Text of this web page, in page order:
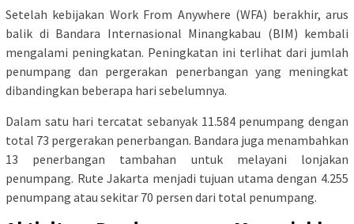
Setelah kebijakan Work From Anywhere (WFA) berakhir, arus
balik di Bandara Internasional Minangkabau (BIM) kembali
mengalami peningkatan. Peningkatan ini terlihat dari jumlah
penumpang dan pergerakan penerbangan yang meningkat
dibandingkan beberapa hari sebelumnya.
Dalam satu hari tercatat sebanyak 11.584 penumpang dengan
total 73 pergerakan penerbangan. Bandara juga menambahkan
13 penerbangan tambahan untuk melayani lonjakan
penumpang. Rute Jakarta menjadi tujuan utama dengan 4.255
penumpang atau sekitar 70 persen dari total penumpang.